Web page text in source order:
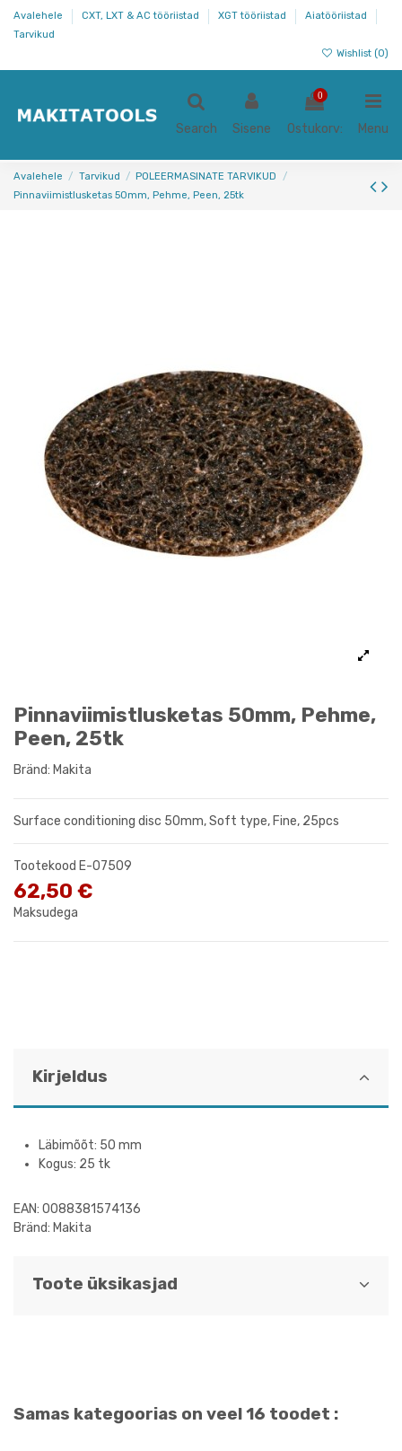
Avalehele CXT, LXT & AC tööriistad XGT tööriistad
Aiatööriistad
Tarvikud
Wishlist (0)
Search Sisene
0
Ostukorv: Menu
Avalehele Tarvikud
POLEERMASINATE TARVIKUD
Pinnaviimistlusketas 50mm, Pehme, Peen, 25tk
Pinnaviimistlusketas 50mm, Pehme,
Peen, 25tk
Bränd: Makita
Surface conditioning disc 50mm, Soft type, Fine, 25pcs
Tootekood E-07509
62,50 €
Maksudega
Kirjeldus
Läbimõõt: 50 mm
Kogus: 25 tk
EAN: 0088381574136
Bränd: Makita
Toote üksikasjad
Samas kategoorias on veel 16 toodet :